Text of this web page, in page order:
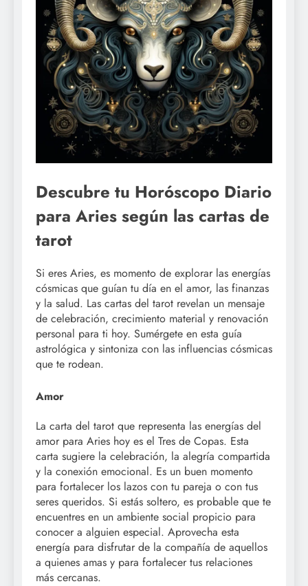
Descubre tu Horóscopo Diario
para Aries según las cartas de
tarot
Si eres Aries, es momento de explorar las energías
cósmicas que guían tu día en el amor, las finanzas
y la salud. Las cartas del tarot revelan un mensaje
de celebración, crecimiento material y renovación
personal para ti hoy. Sumérgete en esta guía
astrológica y sintoniza con las influencias cósmicas
que te rodean.
Amor
La carta del tarot que representa las energías del
amor para Aries hoy es el Tres de Copas. Esta
carta sugiere la celebración, la alegría compartida
y la conexión emocional. Es un buen momento
para fortalecer los lazos con tu pareja o con tus
seres queridos. Si estás soltero, es probable que te
encuentres en un ambiente social propicio para
conocer a alguien especial. Aprovecha esta
energía para disfrutar de la compañía de aquellos
a quienes amas y para fortalecer tus relaciones
más cercanas.